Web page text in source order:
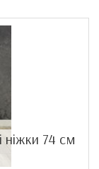
ніжки 74 см